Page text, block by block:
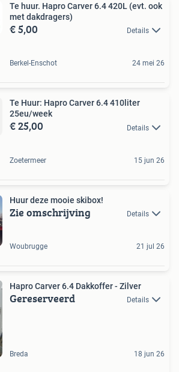
Te huur. Hapro Carver 6.4 420L (evt. ook
met dakdragers)
€ 5,00 Details
Berkel-Enschot 24 mei 26
Te Huur: Hapro Carver 6.4 410liter
25eu/week
€ 25,00 Details
Zoetermeer 15 jun 26
Huur deze mooie skibox!
Zie omschrijving Details
Woubrugge 21 jul 26
Hapro Carver 6.4 Dakkoffer - Zilver
Gereserveerd Details
Breda 18 jun 26